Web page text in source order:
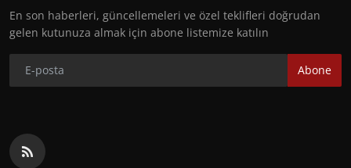
En son haberleri, güncellemeleri ve özel teklifleri doğrudan
gelen kutunuza almak için abone listemize katılın
Abone